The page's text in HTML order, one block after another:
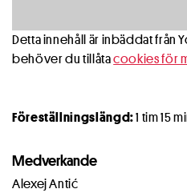
Detta innehåll är inbäddat från
behöver du tillåtacookies för
Föreställningslängd:1 tim 15
Medverkande
Alexej Antić